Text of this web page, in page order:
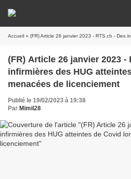
Accueil » (FR) Article 26 janvier 2023 - RTS.ch - Des infirmières des HUG
(FR) Article 26 janvier 2023 -
infirmières des HUG
menacées de licenciement
Publié le 19/02/2023 à 19:38
Par Mimil28